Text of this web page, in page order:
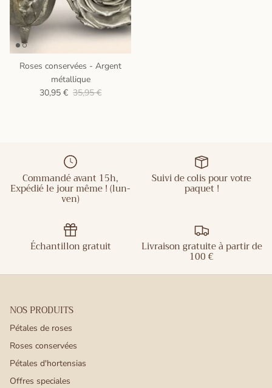
Roses conservées - Argent
métallique
30,95 € 35,95 €
Commandé avant 15h,
Expédié le jour même ! (lun-
Suivi de colis pour votre
paquet !
Échantillon gratuit Livraison gratuite à partir de
100 €
NOS PRODUITS
Pétales de roses
Roses conservées
Pétales d'hortensias
Offres speciales